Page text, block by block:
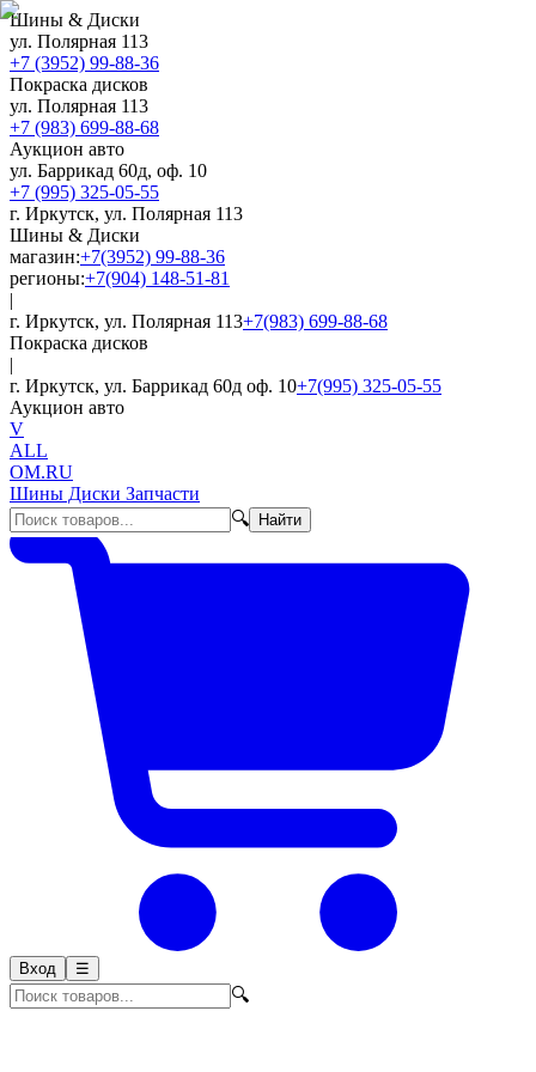
Шины & Диски
ул. Полярная 113
+7 (3952) 99-88-36
Покраска дисков
ул. Полярная 113
+7 (983) 699-88-68
Аукцион авто
ул. Баррикад 60д, оф. 10
+7 (995) 325-05-55
г. Иркутск, ул. Полярная 113
Шины & Диски
магазин:+7(3952) 99-88-36
регионы:+7(904) 148-51-81
|
г. Иркутск, ул. Полярная 113+7(983) 699-88-68
Покраска дисков
|
г. Иркутск, ул. Баррикад 60д оф. 10+7(995) 325-05-55
Аукцион авто
V
ALL
OM.RU
Шины Диски Запчасти
🔍
Найти
Вход ☰
🔍